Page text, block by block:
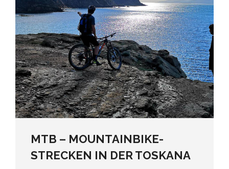
MTB – MOUNTAINBIKE-
STRECKEN IN DER TOSKANA